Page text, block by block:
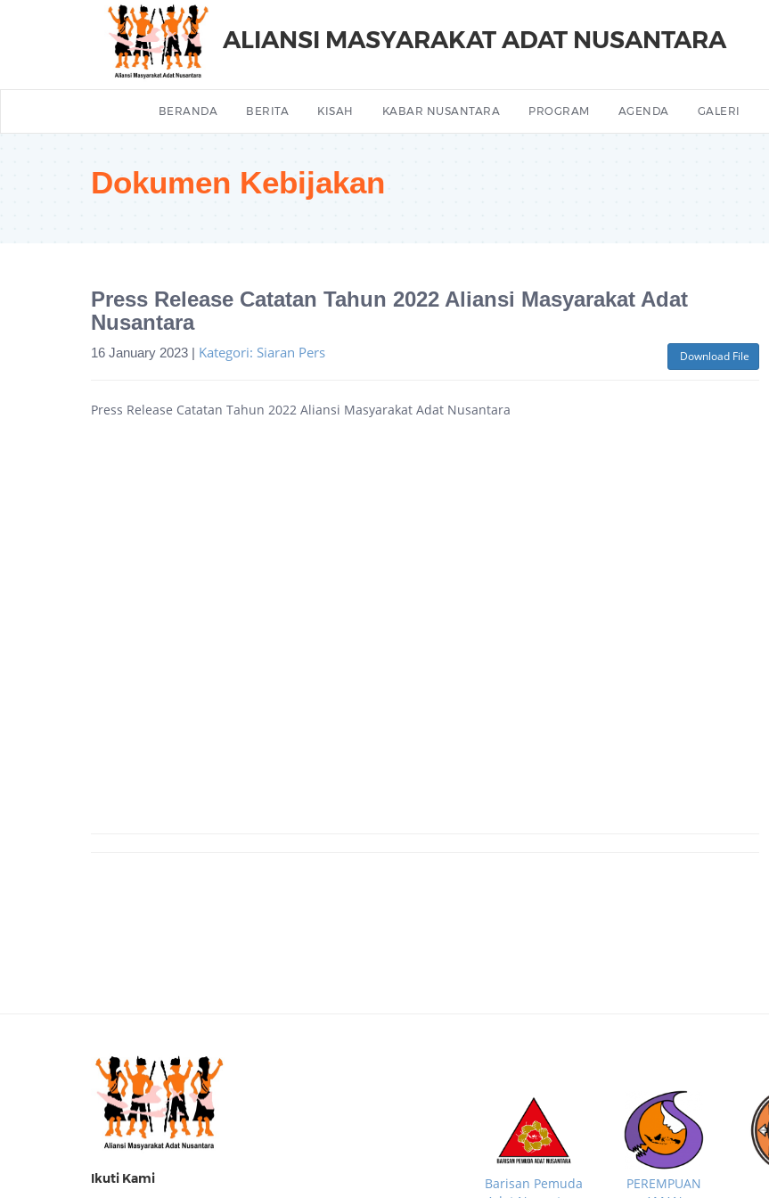
ALIANSI MASYARAKAT ADAT NUSANTARA
BERANDA BERITA KISAH KABAR NUSANTARA PROGRAM AGENDA GALERI
Dokumen Kebijakan
Press Release Catatan Tahun 2022 Aliansi Masyarakat Adat
Nusantara
Download File
16 January 2023 | Kategori: Siaran Pers
Press Release Catatan Tahun 2022 Aliansi Masyarakat Adat Nusantara
Ikuti Kami
Barisan Pemuda
PEREMPUAN